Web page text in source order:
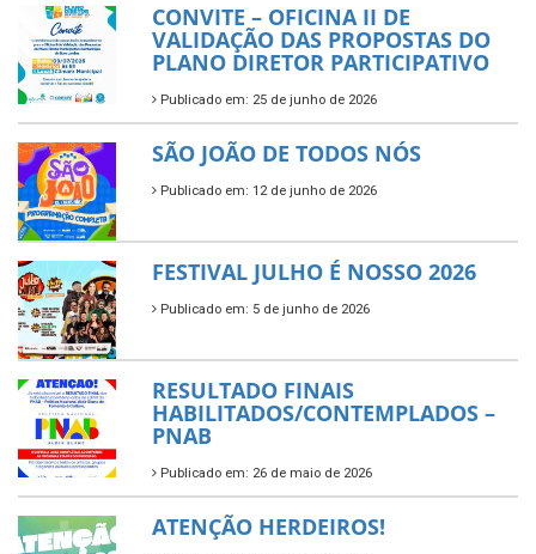
CONVITE – OFICINA II DE
VALIDAÇÃO DAS PROPOSTAS DO
PLANO DIRETOR PARTICIPATIVO
Publicado em: 25 de junho de 2026
SÃO JOÃO DE TODOS NÓS
Publicado em: 12 de junho de 2026
FESTIVAL JULHO É NOSSO 2026
Publicado em: 5 de junho de 2026
RESULTADO FINAIS
HABILITADOS/CONTEMPLADOS –
PNAB
Publicado em: 26 de maio de 2026
ATENÇÃO HERDEIROS!